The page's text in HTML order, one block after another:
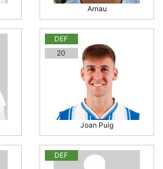
Arnau
DEF
20
Joan Puig
DEF